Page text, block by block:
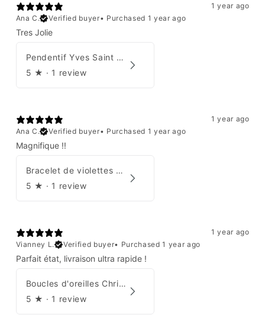
1 year ago
Ana C.
Verified buyer• Purchased 1 year ago
Tres Jolie
Pendentif Yves Saint Laurent
5 ★ · 1 review
1 year ago
Ana C.
Verified buyer• Purchased 1 year ago
Magnifique !!
Bracelet de violettes Augustine
5 ★ · 1 review
1 year ago
Vianney L.
Verified buyer• Purchased 1 year ago
Parfait état, livraison ultra rapide !
Boucles d'oreilles Christian Dior
5 ★ · 1 review